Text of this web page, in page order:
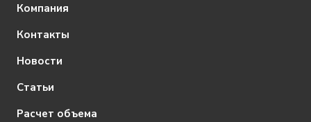
Компания
Контакты
Новости
Статьи
Расчет объема